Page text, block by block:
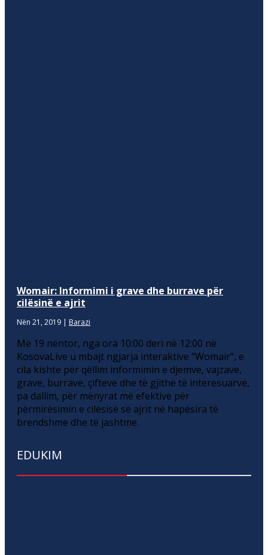
Womair: Informimi i grave dhe burrave për
cilësinë e ajrit
Nën 21, 2019 | Barazi
Më 19 nëntor, nga ora 10:00 deri në 12:00 në
KosovaLive u mbajt ngjarja interaktive “Womair”, e
cila kishte për qëllim informimin e djemve, vajzave,
grave, burrave, çifteve dhe të gjithë të interesuarve,
pa dallim, për mënyrat më efektive për
përmirësimin e cilësisë së ajrit në hapësira të
brendshme dhe të jashtme.
EDUKIM